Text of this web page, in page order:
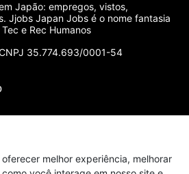
melhor experiência, melhorar
Japão: empregos, vistos,
Jjobs Japan Jobs é o nome fantasia
e Rec Humanos
35.774.693/0001-54